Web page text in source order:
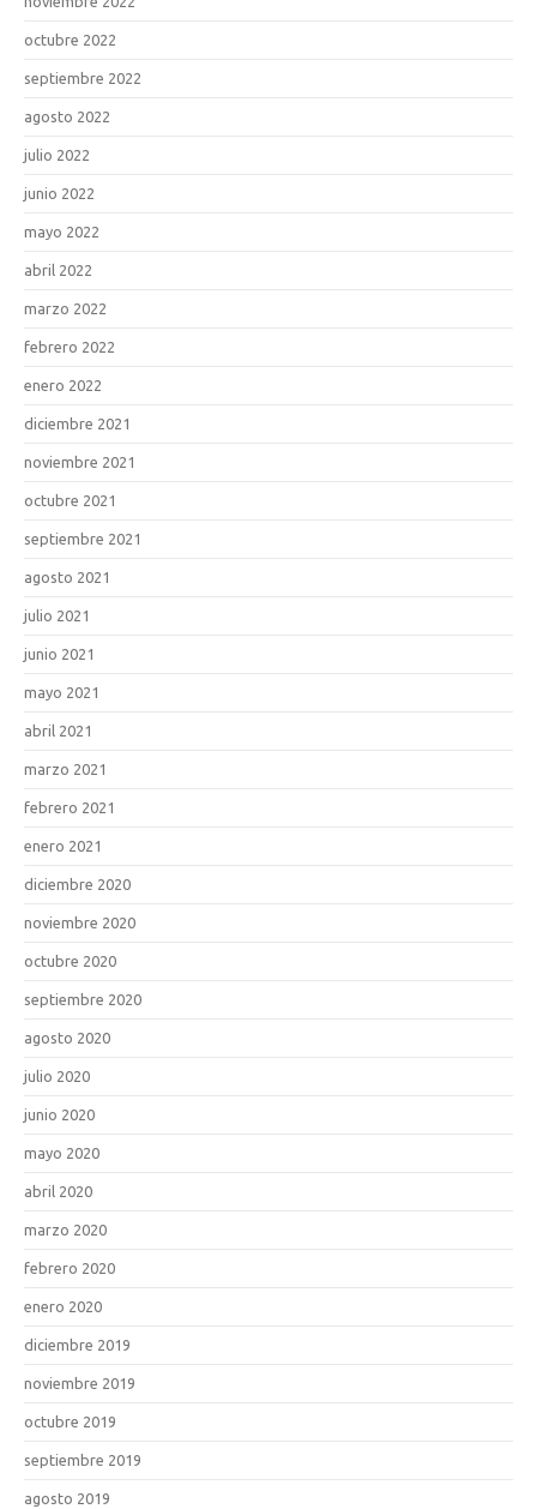
octubre 2022
septiembre 2022
agosto 2022
julio 2022
junio 2022
mayo 2022
abril 2022
marzo 2022
febrero 2022
enero 2022
diciembre 2021
noviembre 2021
octubre 2021
septiembre 2021
agosto 2021
julio 2021
junio 2021
mayo 2021
abril 2021
marzo 2021
febrero 2021
enero 2021
diciembre 2020
noviembre 2020
octubre 2020
septiembre 2020
agosto 2020
julio 2020
junio 2020
mayo 2020
abril 2020
marzo 2020
febrero 2020
enero 2020
diciembre 2019
noviembre 2019
octubre 2019
septiembre 2019
agosto 2019